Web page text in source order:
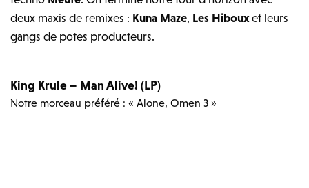
deux maxis de remixes : Kuna Maze, Les Hibouxet leurs
gangs de potes producteurs.
King Krule – Man Alive! (LP)
Notre morceau préféré : « Alone, Omen 3 »